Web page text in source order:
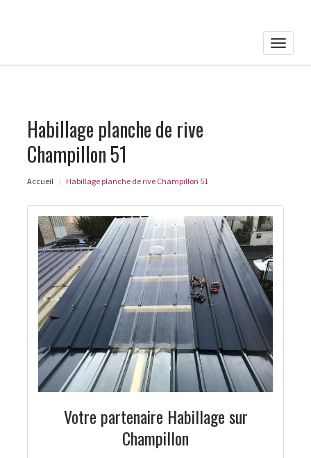
Toggle
Habillage planche de rive
Champillon 51
Accueil Habillage planche de rive Champillon 51
Votre partenaire Habillage sur
Champillon